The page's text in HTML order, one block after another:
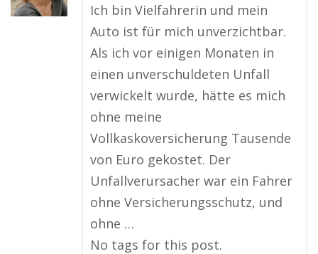
Ich bin Vielfahrerin und mein
Auto ist für mich unverzichtbar.
Als ich vor einigen Monaten in
einen unverschuldeten Unfall
verwickelt wurde, hätte es mich
ohne meine
Vollkaskoversicherung Tausende
von Euro gekostet. Der
Unfallverursacher war ein Fahrer
ohne Versicherungsschutz, und
ohne …
No tags for this post.